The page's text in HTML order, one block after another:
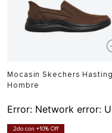
Mocasin Skechers Hasting
Hombre
Error: Network error:
2do con +10% Off